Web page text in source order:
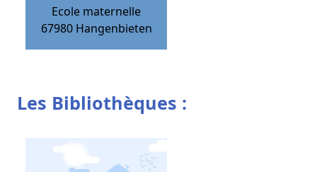
Ecole maternelle
67980 Hangenbieten
Les Bibliothèques :